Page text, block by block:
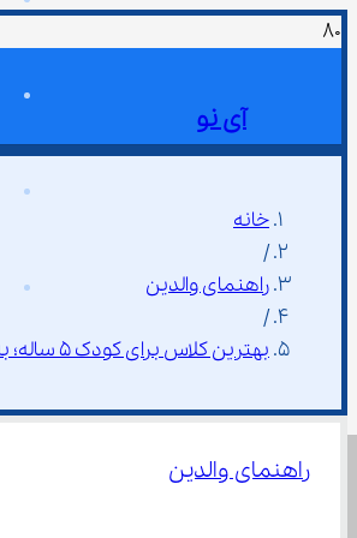
آی نو
خانه
/
راهنمای والدین
/
بهترین کلاس برای کودک ۵ ساله؛ به روز ترین راهنمای والدین
راهنمای والدین